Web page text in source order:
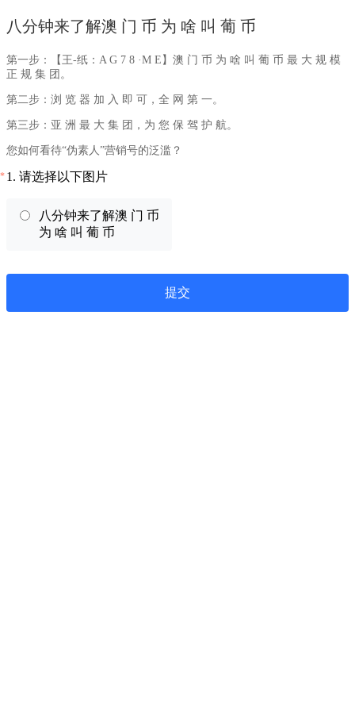
八分钟来了解澳 门 币 为 啥 叫 葡 币
第一步：【王-纸：A G 7 8 ·M E】澳 门 币 为 啥 叫 葡 币 最 大 规 模
正 规 集 团。
第二步：浏 览 器 加 入 即 可，全 网 第 一。
第三步：亚 洲 最 大 集 团，为 您 保 驾 护 航。
您如何看待“伪素人”营销号的泛滥？
* 1. 请选择以下图片
八分钟来了解澳 门 币
为 啥 叫 葡 币
提交